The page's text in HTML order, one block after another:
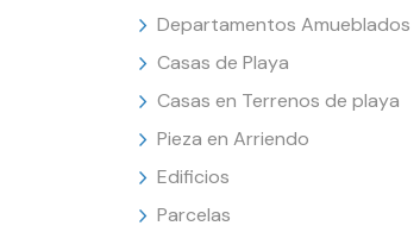
Departamentos Amueblados
Casas de Playa
Casas en Terrenos de playa
Pieza en Arriendo
Edificios
Parcelas